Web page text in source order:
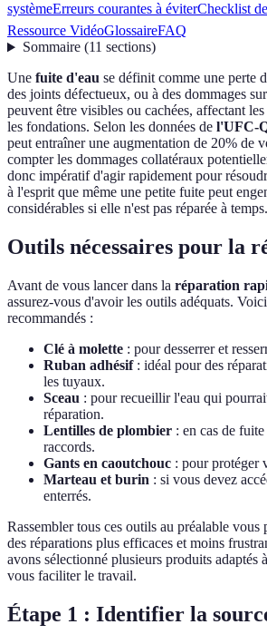
systèmeErreurs courantes à éviterChecklist
Ressource VidéoGlossaireFAQ
Sommaire(11 sections)
Une fuite d'eau se définit comme une perte
des joints défectueux, ou à des dommages
peuvent être visibles ou cachées, affectant
les fondations. Selon les données de l'UFC-
peut entraîner une augmentation de 20% de
compter les dommages collatéraux
donc impératif d'agir rapidement pour
à l'esprit que même une petite fuite peut
considérables si elle n'est pas réparée à temps.
Outils nécessaires pour la
Avant de vous lancer dans la réparation
assurez-vous d'avoir les outils adéquats.
recommandés :
Clé à molette : pour desserrer et
Ruban adhésif: idéal pour des
les tuyaux.
Sceau : pour recueillir l'eau qui
réparation.
Lentilles de plombier : en cas de
raccords.
Gants en caoutchouc : pour protéger
Marteau et burin : si vous devez
enterrés.
Rassembler tous ces outils au préalable vous
des réparations plus efficaces et moins
avons sélectionné plusieurs produits adaptés
vous faciliter le travail.
Étape 1 : Identifier la